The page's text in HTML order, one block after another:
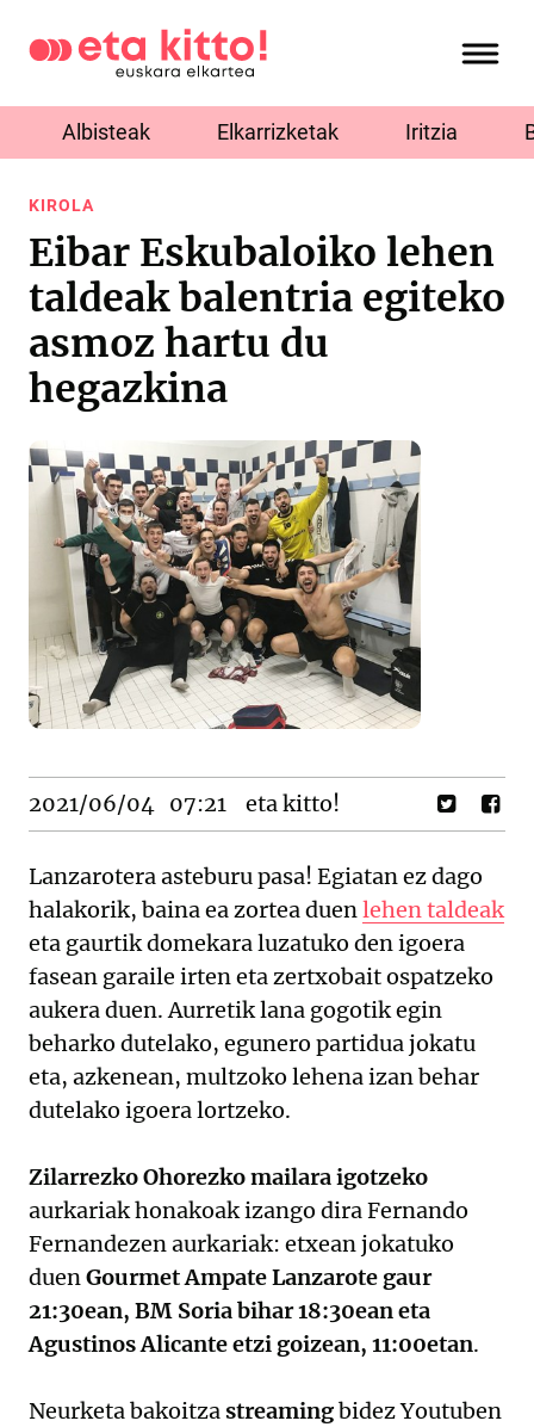
Albisteak Elkarrizketak Iritzia
KIROLA
Eibar Eskubaloiko lehen
taldeak balentria egiteko
asmoz hartu du
hegazkina
2021/06/04 07:21 eta kitto!
Lanzarotera asteburu pasa! Egiatan ez dago
halakorik, baina ea zortea duenlehen taldeak
eta gaurtik domekara luzatuko den igoera
fasean garaile irten eta zertxobait ospatzeko
aukera duen. Aurretik lana gogotik egin
beharko dutelako, egunero partidua jokatu
eta, azkenean, multzoko lehena izan behar
dutelako igoera lortzeko.
Zilarrezko Ohorezko mailara igotzeko
aurkariak honakoak izango dira Fernando
Fernandezen aurkariak: etxean jokatuko
duenGourmet Ampate Lanzarote gaur
21:30ean, BM Soria bihar 18:30ean eta
Agustinos Alicante etzi goizean, 11:00etan.
Neurketa bakoitzastreamingbidez Youtuben